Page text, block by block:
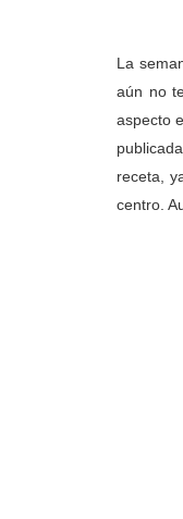
La
aún no
aspecto
receta,
centro.